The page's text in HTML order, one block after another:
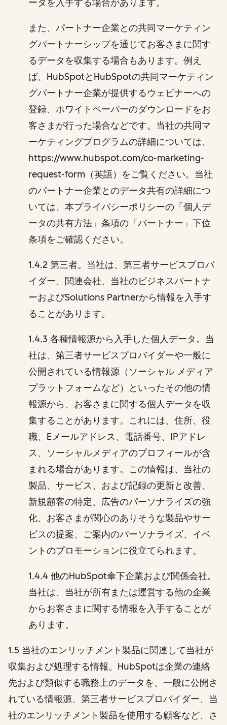
ータを入手する場合があります。
また、パートナー企業との共同マーケティン
グパートナーシップを通じてお客さまに関す
るデータを収集する場合もあります。例え
ば、HubSpotとHubSpotの共同マーケティン
グパートナー企業が提供するウェビナーへの
登録、ホワイトペーパーのダウンロードをお
客さまが行った場合などです。当社の共同マ
ーケティングプログラムの詳細については、
https://www.hubspot.com/co-marketing-
request-form（英語）をご覧ください。当社
のパートナー企業とのデータ共有の詳細につ
いては、本プライバシーポリシーの「個人デ
ータの共有方法」条項の「パートナー」下位
条項をご確認ください。
1.4.2 第三者。当社は、第三者サービスプロバ
イダー、関連会社、当社のビジネスパートナ
ーおよびSolutions Partnerから情報を入手す
ることがあります。
1.4.3 各種情報源から入手した個人データ。当
社は、第三者サービスプロバイダーや一般に
公開されている情報源（ソーシャル メディア
プラットフォームなど）といったその他の情
報源から、お客さまに関する個人データを収
集することがあります。これには、住所、役
職、Eメールアドレス、電話番号、IPアドレ
ス、ソーシャルメディアのプロフィールが含
まれる場合があります。この情報は、当社の
製品、サービス、および記録の更新と改善、
新規顧客の特定、広告のパーソナライズの強
化、お客さまが関心のありそうな製品やサー
ビスの提案、ご案内のパーソナライズ、イベ
ントのプロモーションに役立てられます。
1.4.4 他のHubSpot傘下企業および関係会社。
当社は、当社が所有または運営する他の企業
からお客さまに関する情報を入手することが
あります。
1.5 当社のエンリッチメント製品に関連して当社が
収集および処理する情報。HubSpotは企業の連絡
先および類似する職務上のデータを、一般に公開さ
れている情報源、第三者サービスプロバイダー、当
社のエンリッチメント製品を使用する顧客など、さ